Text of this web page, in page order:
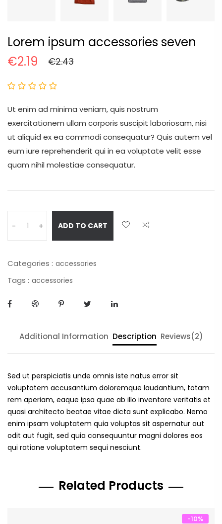
Lorem ipsum accessories seven
€2.19
€2.43
Ut enim ad minima veniam, quis nostrum
exercitationem ullam corporis suscipit laboriosam, nisi
ut aliquid ex ea commodi consequatur? Quis autem vel
eum iure reprehenderit qui in ea voluptate velit esse
quam nihil molestiae consequatur.
- + ADD TO CART
Categories : accessories
Tags : accessories
Additional Information Description Reviews(2)
Sed ut perspiciatis unde omnis iste natus error sit
voluptatem accusantium doloremque laudantium, totam
rem aperiam, eaque ipsa quae ab illo inventore veritatis et
quasi architecto beatae vitae dicta sunt explicabo. Nemo
enim ipsam voluptatem quia voluptas sit aspernatur aut
odit aut fugit, sed quia consequuntur magni dolores eos
qui ratione voluptatem sequi nesciunt.
Related Products
-10%